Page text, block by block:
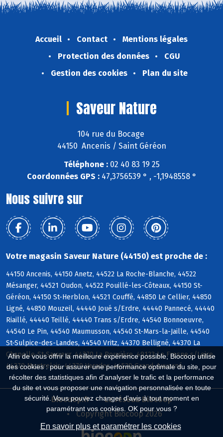
Afin de vous offrir la meilleure expérience possible, Biocoop utilise
des cookies : pour assurer une performance optimale du site, pour
récolter des statistiques afin d'analyser le trafic et la performance
du site et vous proposer une navigation personnalisée en toute
sécurité. Vous pouvez changer d'avis à tout moment en
paramétrant vos cookies. OK pour vous ?
En savoir plus et paramétrer les cookies
Accueil Contact
Mentions légales
Protection des données
CGU
Gestion des cookies
Plan du site
Saveur Nature
104 rue du Bocage
44150 Ancenis / Saint Géréon
Téléphone :02 40 83 19 25
Coordonnées GPS :47,3756539 ° , -1,1948558 °
Nous suivre sur
Votre magasin Saveur Nature (44150) est proche de :
44150 Ancenis, 44150 Anetz, 44522 La Roche-Blanche, 44522
Mésanger, 44521 Oudon, 44522 Pouillé-les-Côteaux, 44150 St-
Géréon, 44150 St-Herblon, 44521 Couffé, 44850 Le Cellier, 44850
Ligné, 44850 Mouzeil, 44440 Joué s/Erdre, 44440 Pannecé, 44440
Riaillé, 44440 Teillé, 44440 Trans s/Erdre, 44540 Bonnoeuvre,
44540 Le Pin, 44540 Maumusson, 44540 St-Mars-la-Jaille, 44540
St-Sulpice-des-Landes, 44540 Vritz, 44370 Belligné, 44370 La
Chapelle-St-Sauveur, 44370 La Rouxière, 49123 Le Fresne s/Loire,
44370 Montrelais, 44370 Varades, 44520 Grand-Auverné
Biocoop.fr
Le réseau Biocoop
Copyright Biocoop 2026